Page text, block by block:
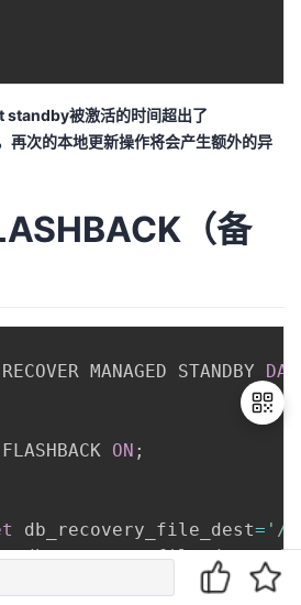
被激活的时间超出了
次的本地更新操作将会产生额外的异
（备
RECOVER MANAGED STANDBY
FLASHBACK ON ;
db_recovery_file_dest= '/